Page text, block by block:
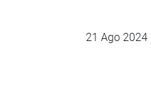
21 Ago 2024